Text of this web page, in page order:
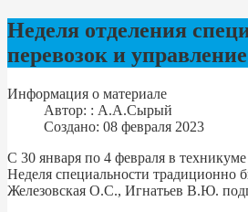
Неделя отделения
перевозок и
Информация о материале
Автор: : А.А.Сырый
Создано: 08 февраля 2023
С 30 января по 4 февраля в
Неделя специальности
Железовская О.С., Игнатьев В.Ю.